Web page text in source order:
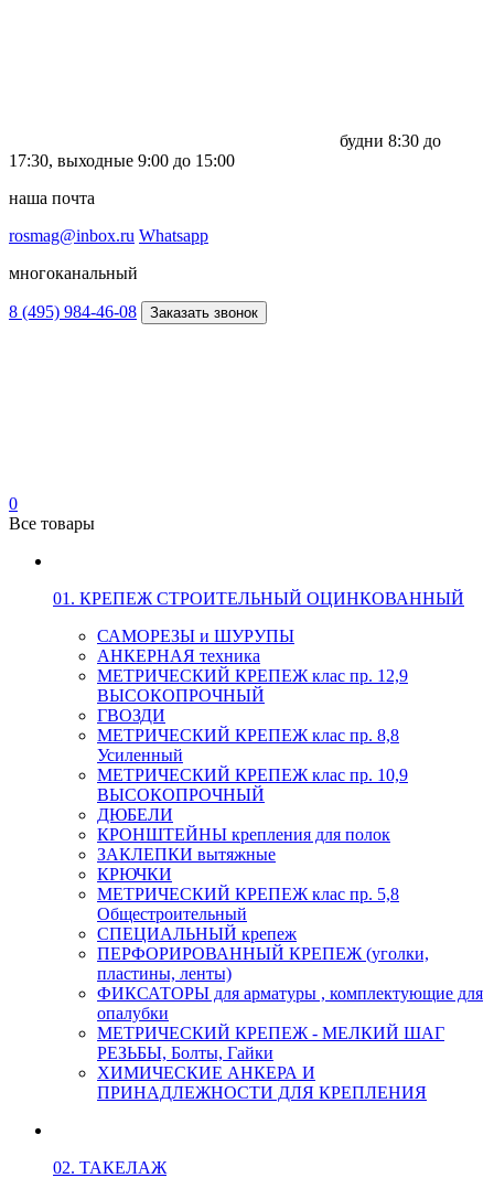
будни 8:30 до
17:30, выходные 9:00 до 15:00
наша почта
rosmag@inbox.ru Whatsapp
многоканальный
8 (495) 984-46-08 Заказать звонок
0
Все товары
01. КРЕПЕЖ СТРОИТЕЛЬНЫЙ ОЦИНКОВАННЫЙ
САМОРЕЗЫ и ШУРУПЫ
АНКЕРНАЯ техника
МЕТРИЧЕСКИЙ КРЕПЕЖ клас пр. 12,9
ВЫСОКОПРОЧНЫЙ
ГВОЗДИ
МЕТРИЧЕСКИЙ КРЕПЕЖ клас пр. 8,8
Усиленный
МЕТРИЧЕСКИЙ КРЕПЕЖ клас пр. 10,9
ВЫСОКОПРОЧНЫЙ
ДЮБЕЛИ
КРОНШТЕЙНЫ крепления для полок
ЗАКЛЕПКИ вытяжные
КРЮЧКИ
МЕТРИЧЕСКИЙ КРЕПЕЖ клас пр. 5,8
Общестроительный
СПЕЦИАЛЬНЫЙ крепеж
ПЕРФОРИРОВАННЫЙ КРЕПЕЖ (уголки,
пластины, ленты)
ФИКСАТОРЫ для арматуры , комплектующие для
опалубки
МЕТРИЧЕСКИЙ КРЕПЕЖ - МЕЛКИЙ ШАГ
РЕЗЬБЫ, Болты, Гайки
ХИМИЧЕСКИЕ АНКЕРА И
ПРИНАДЛЕЖНОСТИ ДЛЯ КРЕПЛЕНИЯ
02. ТАКЕЛАЖ